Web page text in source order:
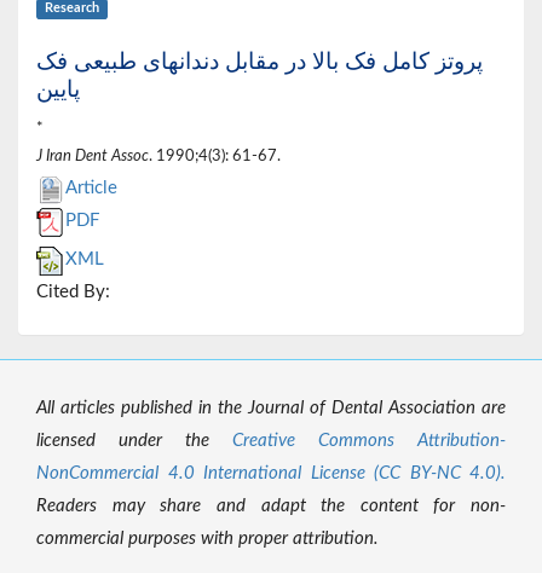
Research
پروتز کامل فک بالا در مقابل دندانهای طبیعی فک
پایین
*
J Iran Dent Assoc. 1990;4(3): 61-67.
Article
PDF
XML
Cited By:
All articles published in the Journal of Dental Association are
licensed under the Creative Commons Attribution-
NonCommercial 4.0 International License (CC BY-NC 4.0).
Readers may share and adapt the content for non-
commercial purposes with proper attribution.